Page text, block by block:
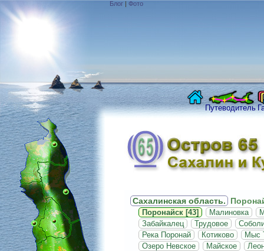
Блог | Фото
Путеводитель
Сахалинская область.
Поронайск [43] Малиновка
Забайкалец
Трудовое
Река Поронай
Котиково
Мыс
Озеро Невское
Майское